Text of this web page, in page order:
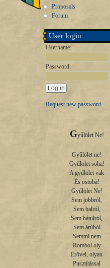
Proposals
Forum
User login
Username: *
Password: *
Request new password
Gyűlölet Ne!
Gyűlölet ne!
Gyűlölet soha!
A gyűlölet vak
És ostoba!
Gyűlölet Ne!
Sem jobbról,
Sem balról,
Sem hátulról,
Sem árúból
Semmi nem
Rombol oly
Erővel, olyan
Pusztítással